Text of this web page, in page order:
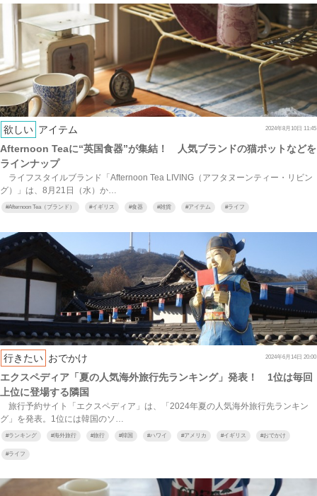
欲しい アイテム 2024年8月10日 11:45
Afternoon Teaに“英国食器”が集結！ 人気ブランドの猫ポットなどを
ラインナップ
ライフスタイルブランド「Afternoon Tea LIVING（アフタヌーンティー・リビン
グ）」は、8月21日（水）か…
#Afternoon Tea（ブランド） #イギリス #食器 #雑貨 #アイテム #ライフ
行きたい おでかけ 2024年6月14日 20:00
エクスペディア「夏の人気海外旅行先ランキング」発表！ 1位は毎回
上位に登場する隣国
旅行予約サイト「エクスペディア」は、「2024年夏の人気海外旅行先ランキン
グ」を発表。1位には韓国のソ…
#ランキング #海外旅行 #旅行 #韓国 #ハワイ #アメリカ #イギリス #おでかけ
#ライフ